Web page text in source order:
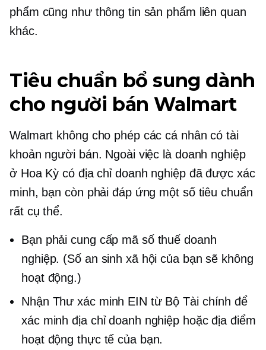
phẩm cũng như thông tin sản phẩm liên quan
khác.
Tiêu chuẩn bổ sung dành
cho người bán Walmart
Walmart không cho phép các cá nhân có tài
khoản người bán. Ngoài việc là doanh nghiệp
ở Hoa Kỳ có địa chỉ doanh nghiệp đã được xác
minh, bạn còn phải đáp ứng một số tiêu chuẩn
rất cụ thể.
Bạn phải cung cấp mã số thuế doanh
nghiệp. (Số an sinh xã hội của bạn sẽ không
hoạt động.)
Nhận Thư xác minh EIN từ Bộ Tài chính để
xác minh địa chỉ doanh nghiệp hoặc địa điểm
hoạt động thực tế của bạn.